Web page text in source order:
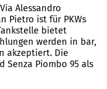
Alessandro
Pietro ist für PKWs
bietet
werden in bar,
akzeptiert. Die
Senza Piombo 95 als